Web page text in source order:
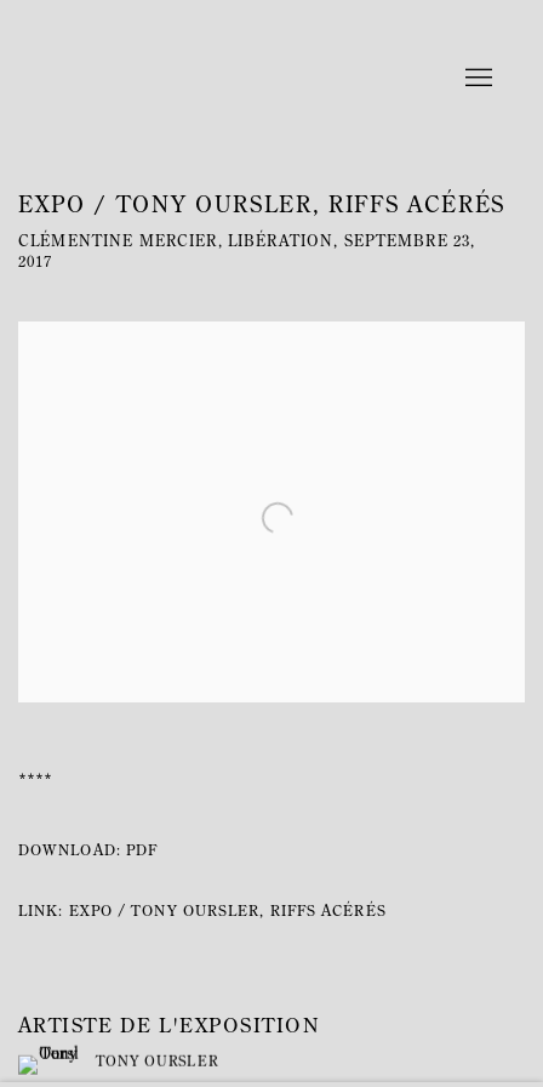
EXPO / TONY OURSLER, RIFFS ACÉRÉS
CLÉMENTINE MERCIER, LIBÉRATION, SEPTEMBRE 23,
2017
****
DOWNLOAD: PDF
LINK: EXPO / TONY OURSLER, RIFFS ACÉRÉS
ARTISTE DE L'EXPOSITION
TONY OURSLER